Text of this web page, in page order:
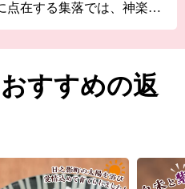
点在する集落では、神楽や
すすめの返